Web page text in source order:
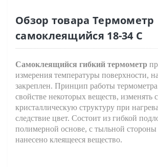
Обзор товара Термометр
самоклеящийся 18-34 С
Самоклеящийся гибкий термометр
измерения температуры поверхности,
закреплен. Принцип работы
свойстве некоторых веществ, изменять
кристаллическую структуру при
следствие цвет. Состоит из гибкой
полимерной основе, с тыльной
нанесено клеящееся вещество.